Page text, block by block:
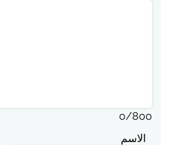
0/800
الاسم